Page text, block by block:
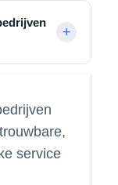
service